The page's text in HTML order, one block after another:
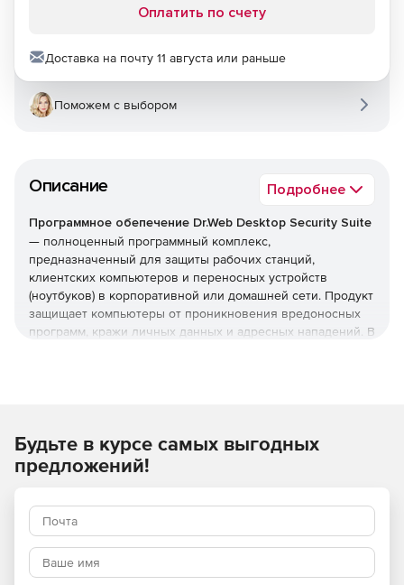
Описание Подробнее
Программное обепечение Dr.Web Desktop Security Suite
— полноценный программный комплекс,
предназначенный для защиты рабочих станций,
клиентских компьютеров и переносных устройств
(ноутбуков) в корпоративной или домашней сети. Продукт
защищает компьютеры от проникновения вредоносных
программ, кражи личных данных и адресных нападений. В
Преимущества Dr.Web Desktop
Наличие сертификатов
Dr.Web Desktop Security Suite имеет сертификаты
соответствия ФСТЭК России и ФСБ. Это означает, что
Оплатить по счету
Доставка на почту 11 августа или раньше
Поможем с выбором
Будьте в курсе самых выгодных
предложений!